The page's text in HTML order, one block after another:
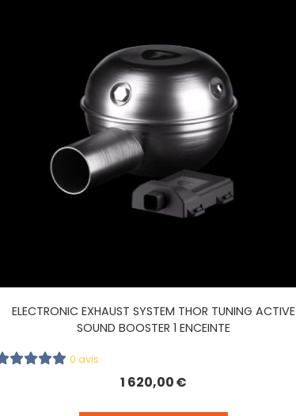
ELECTRONIC EXHAUST SYSTEM THOR TUNING ACTIVE
SOUND BOOSTER 1 ENCEINTE
0 avis
1 620,00€